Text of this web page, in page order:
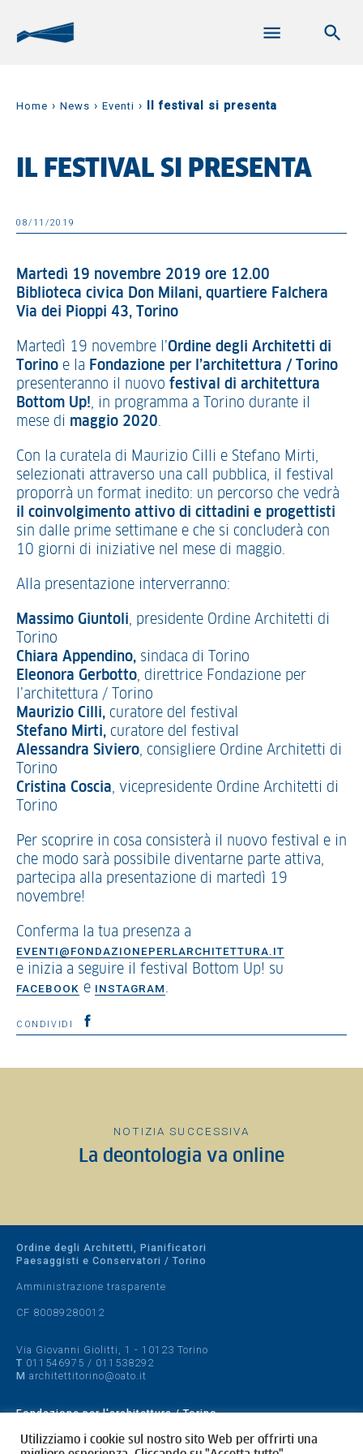
Home › News › Eventi › Il festival si presenta
IL FESTIVAL SI PRESENTA
08/11/2019
Martedì 19 novembre 2019 ore 12.00
Biblioteca civica Don Milani, quartiere Falchera
Via dei Pioppi 43, Torino
Martedì 19 novembre l’Ordine degli Architetti di
Torino e la Fondazione per l’architettura / Torino
presenteranno il nuovo festival di architettura
Bottom Up!, in programma a Torino durante il
mese di maggio 2020.
Con la curatela di Maurizio Cilli e Stefano Mirti,
selezionati attraverso una call pubblica, il festival
proporrà un format inedito: un percorso che vedrà
il coinvolgimento attivo di cittadini e progettisti
sin dalle prime settimane e che si concluderà con
10 giorni di iniziative nel mese di maggio.
Alla presentazione interverranno:
Massimo Giuntoli, presidente Ordine Architetti di
Torino
Chiara Appendino, sindaca di Torino
Eleonora Gerbotto, direttrice Fondazione per
l’architettura / Torino
Maurizio Cilli, curatore del festival
Stefano Mirti, curatore del festival
Alessandra Siviero, consigliere Ordine Architetti di
Torino
Cristina Coscia, vicepresidente Ordine Architetti di
Torino
Per scoprire in cosa consisterà il nuovo festival e in
che modo sarà possibile diventarne parte attiva,
partecipa alla presentazione di martedì 19
novembre!
Conferma la tua presenza a
EVENTI@FONDAZIONEPERLARCHITETTURA.IT
e inizia a seguire il festival Bottom Up! su
FACEBOOK e INSTAGRAM.
CONDIVIDI
NOTIZIA SUCCESSIVA
La deontologia va online
Ordine degli Architetti, Pianificatori
Paesaggisti e Conservatori / Torino
Amministrazione trasparente
CF 80089280012
Via Giovanni Giolitti, 1 - 10123 Torino
T 011546975 / 011538292
M architettitorino@oato.it
Fondazione per l'architettura / Torino
Designed by quattrolinee.it
Utilizziamo i cookie sul nostro sito Web per offrirti una